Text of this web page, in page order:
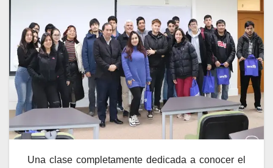
Una clase completamente dedicada a conocer el